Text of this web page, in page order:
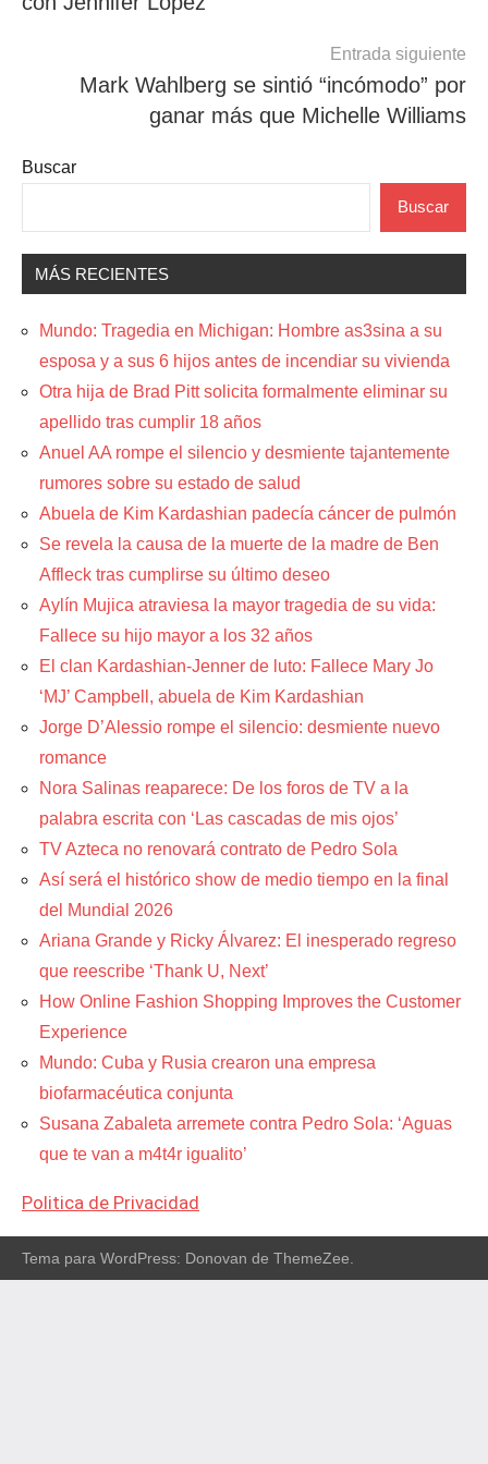
entradas
Entrada siguiente
Mark Wahlberg se sintió “incómodo” por
ganar más que Michelle Williams
Buscar
Buscar
MÁS RECIENTES
Mundo: Tragedia en Michigan: Hombre as3sina a su
esposa y a sus 6 hijos antes de incendiar su vivienda
Otra hija de Brad Pitt solicita formalmente eliminar su
apellido tras cumplir 18 años
Anuel AA rompe el silencio y desmiente tajantemente
rumores sobre su estado de salud
Abuela de Kim Kardashian padecía cáncer de pulmón
Se revela la causa de la muerte de la madre de Ben
Affleck tras cumplirse su último deseo
Aylín Mujica atraviesa la mayor tragedia de su vida:
Fallece su hijo mayor a los 32 años
El clan Kardashian-Jenner de luto: Fallece Mary Jo
‘MJ’ Campbell, abuela de Kim Kardashian
Jorge D’Alessio rompe el silencio: desmiente nuevo
romance
Nora Salinas reaparece: De los foros de TV a la
palabra escrita con ‘Las cascadas de mis ojos’
TV Azteca no renovará contrato de Pedro Sola
Así será el histórico show de medio tiempo en la final
del Mundial 2026
Ariana Grande y Ricky Álvarez: El inesperado regreso
que reescribe ‘Thank U, Next’
How Online Fashion Shopping Improves the Customer
Experience
Mundo: Cuba y Rusia crearon una empresa
biofarmacéutica conjunta
Susana Zabaleta arremete contra Pedro Sola: ‘Aguas
que te van a m4t4r igualito’
Politica de Privacidad
Tema para WordPress: Donovan de ThemeZee.